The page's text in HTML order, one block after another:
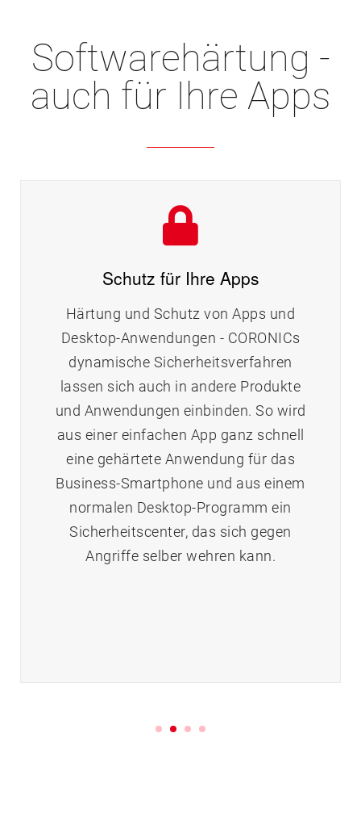
Softwarehärtung -
auch für Ihre Apps
Schutz für Ihre Apps
Härtung und Schutz von Apps und
Desktop-Anwendungen - CORONICs
dynamische Sicherheitsverfahren
lassen sich auch in andere Produkte
und Anwendungen einbinden. So wird
aus einer einfachen App ganz schnell
eine gehärtete Anwendung für das
Business-Smartphone und aus einem
normalen Desktop-Programm ein
Sicherheitscenter, das sich gegen
Angriffe selber wehren kann.